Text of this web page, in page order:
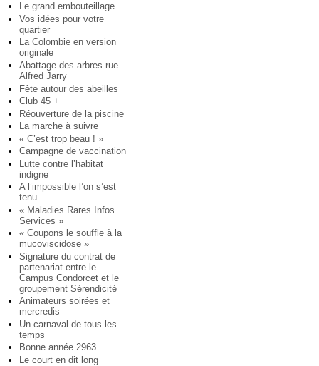
Le grand embouteillage
Vos idées pour votre
quartier
La Colombie en version
originale
Abattage des arbres rue
Alfred Jarry
Fête autour des abeilles
Club 45 +
Réouverture de la piscine
La marche à suivre
« C’est trop beau ! »
Campagne de vaccination
Lutte contre l’habitat
indigne
A l’impossible l’on s’est
tenu
« Maladies Rares Infos
Services »
« Coupons le souffle à la
mucoviscidose »
Signature du contrat de
partenariat entre le
Campus Condorcet et le
groupement Sérendicité
Animateurs soirées et
mercredis
Un carnaval de tous les
temps
Bonne année 2963
Le court en dit long